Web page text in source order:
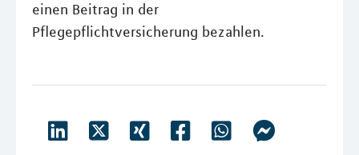
einen Beitrag in der
Pflegepflichtversicherung bezahlen.